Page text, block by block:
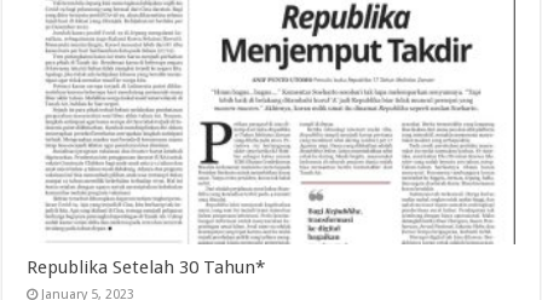
Republika Setelah 30 Tahun*
January 5, 2023